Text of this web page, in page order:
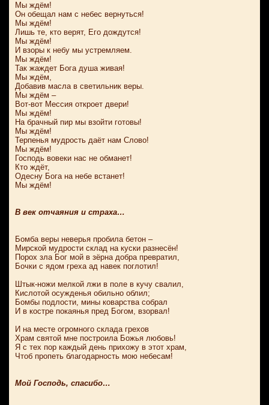
Мы ждём!
Он обещал нам с небес вернуться!
Мы ждём!
Лишь те, кто верят, Его дождутся!
Мы ждём!
И взоры к небу мы устремляем.
Мы ждём!
Так жаждет Бога душа живая!
Мы ждём,
Добавив масла в светильник веры.
Мы ждём –
Вот-вот Мессия откроет двери!
Мы ждём!
На брачный пир мы взойти готовы!
Мы ждём!
Терпенья мудрость даёт нам Слово!
Мы ждём!
Господь вовеки нас не обманет!
Кто ждёт,
Одесну Бога на небе встанет!
Мы ждём!
В век отчаяния и страха…
Бомба веры неверья пробила бетон –
Мирской мудрости склад на куски разнесён!
Порох зла Бог мой в зёрна добра превратил,
Бочки с ядом греха ад навек поглотил!
Штык-ножи мелкой лжи в поле в кучу свалил,
Кислотой осужденья обильно облил;
Бомбы подлости, мины коварства собрал
И в костре покаянья пред Богом, взорвал!
И на месте огромного склада грехов
Храм святой мне построила Божья любовь!
Я с тех пор каждый день прихожу в этот храм,
Чтоб пропеть благодарность мою небесам!
Мой Господь, спасибо…